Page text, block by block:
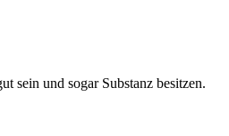
sein und sogar Substanz besitzen.